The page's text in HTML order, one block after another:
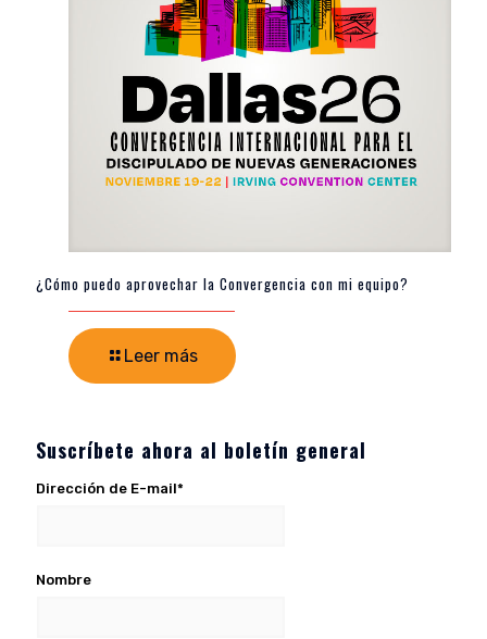
¿Cómo puedo aprovechar la Convergencia con mi equipo?
Leer más
Suscríbete ahora al boletín general
Dirección de E-mail*
Nombre